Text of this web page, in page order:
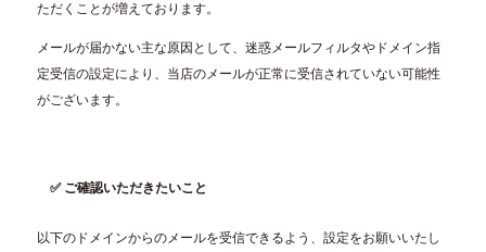
ただくことが増えております。
メールが届かない主な原因として、迷惑メールフィルタやドメイン指
定受信の設定により、当店のメールが正常に受信されていない可能性
がございます。
✅ ご確認いただきたいこと
以下のドメインからのメールを受信できるよう、設定をお願いいたし